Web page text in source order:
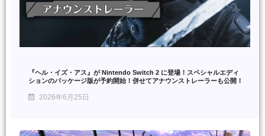
『ヘル・イズ・アス』が Nintendo Switch 2 に登場！スペシャルエディ
ションのパッケージ版が予約開始！併せてアナウンストレーラーも公開！
2026年6月25日